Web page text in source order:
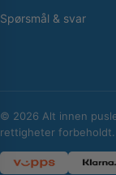
Spørsmål & svar
© 2026 Alt innen
rettigheter forbeholdt.